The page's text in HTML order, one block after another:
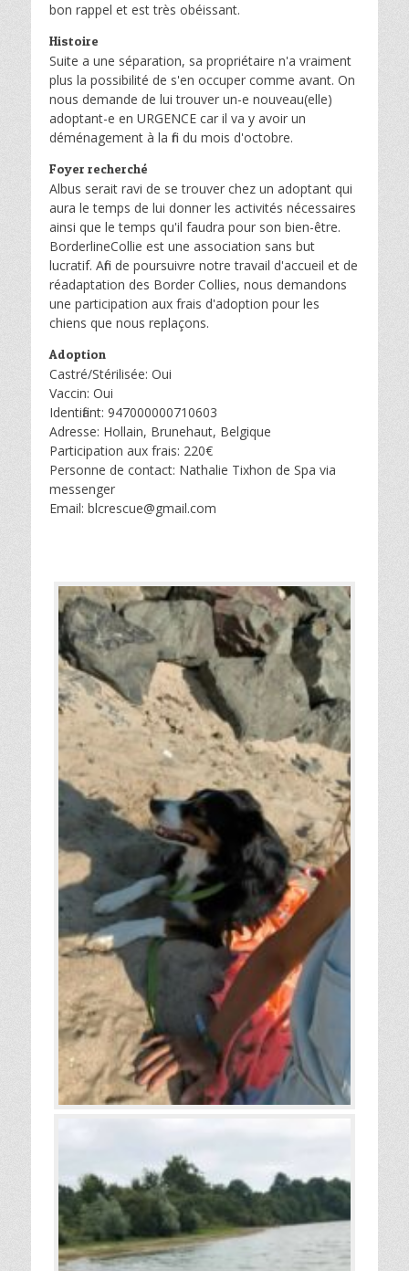
bon rappel et est très obéissant.
Histoire
Suite a une séparation, sa propriétaire n'a vraiment
plus la possibilité de s'en occuper comme avant. On
nous demande de lui trouver un-e nouveau(elle)
adoptant-e en URGENCE car il va y avoir un
déménagement à la fin du mois d'octobre.
Foyer recherché
Albus serait ravi de se trouver chez un adoptant qui
aura le temps de lui donner les activités nécessaires
ainsi que le temps qu'il faudra pour son bien-être.
BorderlineCollie est une association sans but
lucratif. Afin de poursuivre notre travail d'accueil et de
réadaptation des Border Collies, nous demandons
une participation aux frais d'adoption pour les
chiens que nous replaçons.
Adoption
Castré/Stérilisée: Oui
Vaccin: Oui
Identifiant: 947000000710603
Adresse: Hollain, Brunehaut, Belgique
Participation aux frais: 220€
Personne de contact: Nathalie Tixhon de Spa via
messenger
Email: blcrescue@gmail.com